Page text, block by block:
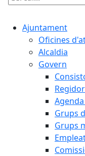
Cercar:
Ajuntament
Oficines
Alcaldia
Govern
Grups
Grups